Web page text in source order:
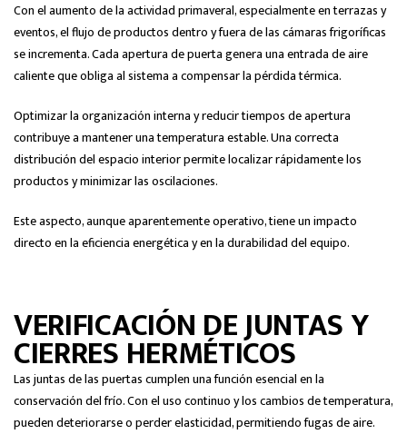
Con el aumento de la actividad primaveral, especialmente en terrazas y
eventos, el flujo de productos dentro y fuera de las cámaras frigoríficas
se incrementa. Cada apertura de puerta genera una entrada de aire
caliente que obliga al sistema a compensar la pérdida térmica.
Optimizar la organización interna y reducir tiempos de apertura
contribuye a mantener una temperatura estable. Una correcta
distribución del espacio interior permite localizar rápidamente los
productos y minimizar las oscilaciones.
Este aspecto, aunque aparentemente operativo, tiene un impacto
directo en la eficiencia energética y en la durabilidad del equipo.
VERIFICACIÓN DE JUNTAS Y
CIERRES HERMÉTICOS
Las juntas de las puertas cumplen una función esencial en la
conservación del frío. Con el uso continuo y los cambios de temperatura,
pueden deteriorarse o perder elasticidad, permitiendo fugas de aire.